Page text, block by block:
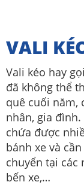
VALI
Vali kéo hay
đã không thể
quê cuối năm,
nhân, gia
chứa được
bánh xe và
chuyển tại các
bến xe,…